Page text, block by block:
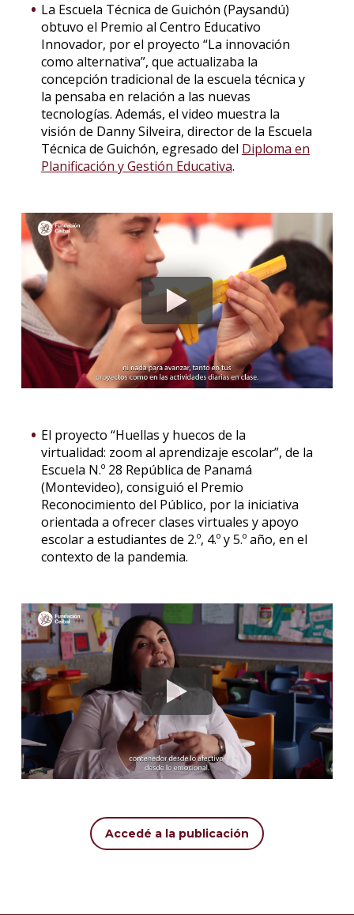
La Escuela Técnica de Guichón (Paysandú)
obtuvo el Premio al Centro Educativo
Innovador, por el proyecto “La innovación
como alternativa”, que actualizaba la
concepción tradicional de la escuela técnica y
la pensaba en relación a las nuevas
tecnologías. Además, el video muestra la
visión de Danny Silveira, director de la Escuela
Técnica de Guichón, egresado del Diploma en
Planificación y Gestión Educativa.
El proyecto “Huellas y huecos de la
virtualidad: zoom al aprendizaje escolar”, de la
Escuela N.º 28 República de Panamá
(Montevideo), consiguió el Premio
Reconocimiento del Público, por la iniciativa
orientada a ofrecer clases virtuales y apoyo
escolar a estudiantes de 2.º, 4.º y 5.º año, en el
contexto de la pandemia.
Accedé a la publicación